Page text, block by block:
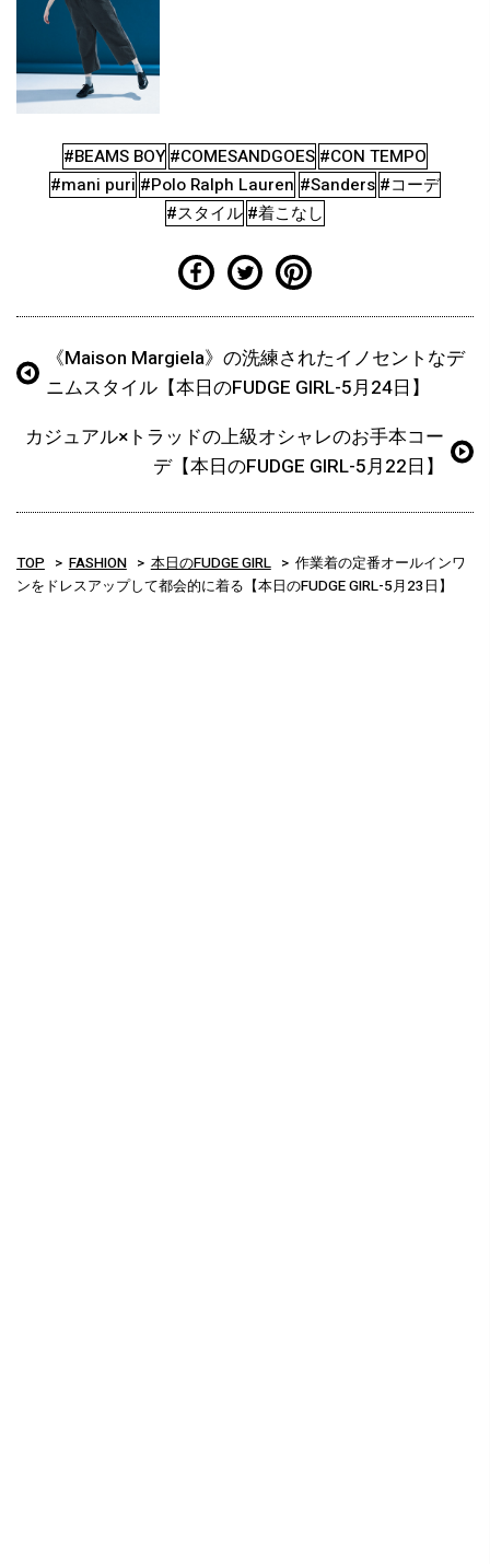
#BEAMS BOY #COMESANDGOES #CON TEMPO
#mani puri #Polo Ralph Lauren #Sanders #コーデ
#スタイル #着こなし
《Maison Margiela》の洗練されたイノセントなデ
ニムスタイル【本日のFUDGE GIRL-5月24日】
カジュアル×トラッドの上級オシャレのお手本コー
デ【本日のFUDGE GIRL-5月22日】
TOP FASHION 本日のFUDGE GIRL
作業着の定番オールインワ
ンをドレスアップして都会的に着る【本日のFUDGE GIRL-5月23日】